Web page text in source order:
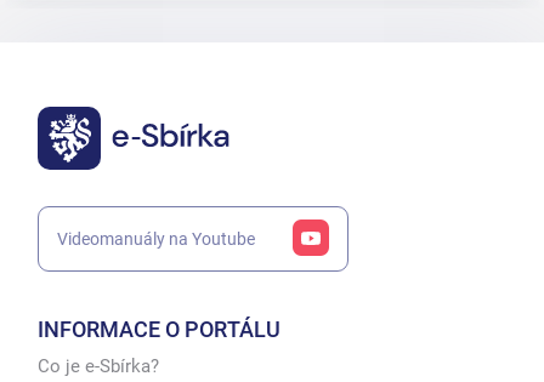
Videomanuály na Youtube
INFORMACE O PORTÁLU
Co je e-Sbírka?